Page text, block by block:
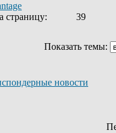
страницу:
39
Показать темы:
новости